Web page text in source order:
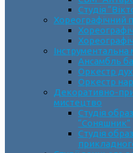
Студія
Хореографічний
Інструментальна
Ансамбль
Оркестр
Оркестр
Декоративно-
мистецтво
Cтудія
“Соняшник”
Студія